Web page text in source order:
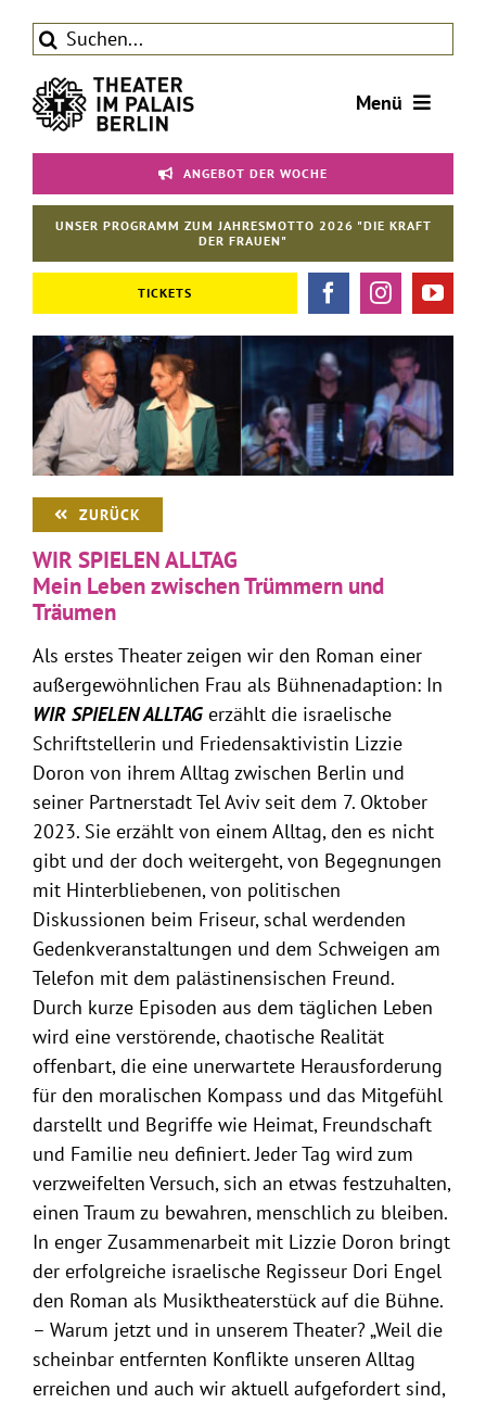
Inhalt
springen
Suche
Menü
Tickets
Theater
ANGEBOT DER WOCHE
UNSER PROGRAMM ZUM JAHRESMOTTO 2026 "DIE KRAFT
DER FRAUEN"
TICKETS
ZURÜCK
WIR SPIELEN ALLTAG
Mein Leben zwischen Trümmern und
Träumen
Als erstes Theater zeigen wir den Roman einer
außergewöhnlichen Frau als Bühnenadaption: In
WIR SPIELEN ALLTAGerzählt die israelische
Schriftstellerin und Friedensaktivistin Lizzie
Doron von ihrem Alltag zwischen Berlin und
seiner Partnerstadt Tel Aviv seit dem 7. Oktober
2023. Sie erzählt von einem Alltag, den es nicht
gibt und der doch weitergeht, von Begegnungen
mit Hinterbliebenen, von politischen
Diskussionen beim Friseur, schal werdenden
Gedenkveranstaltungen und dem Schweigen am
Telefon mit dem palästinensischen Freund.
Durch kurze Episoden aus dem täglichen Leben
wird eine verstörende, chaotische Realität
offenbart, die eine unerwartete Herausforderung
für den moralischen Kompass und das Mitgefühl
darstellt und Begriffe wie Heimat, Freundschaft
und Familie neu definiert. Jeder Tag wird zum
verzweifelten Versuch, sich an etwas festzuhalten,
einen Traum zu bewahren, menschlich zu bleiben.
In enger Zusammenarbeit mit Lizzie Doron bringt
der erfolgreiche israelische Regisseur Dori Engel
den Roman als Musiktheaterstück auf die Bühne.
– Warum jetzt und in unserem Theater? „Weil die
scheinbar entfernten Konflikte unseren Alltag
erreichen und auch wir aktuell aufgefordert sind,